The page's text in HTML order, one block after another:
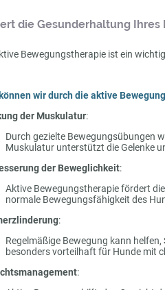
die Gesunderhaltung Ihres
Bewegungstherapie ist ein
wir durch die aktive
der Muskulatur:
Durch gezielte Bewegungsübungen
Muskulatur unterstützt die Gelenke
der Beweglichkeit:
Aktive Bewegungstherapie fördert
normale Bewegungsfähigkeit des
:
Regelmäßige Bewegung kann
besonders vorteilhaft für Hunde mit
: